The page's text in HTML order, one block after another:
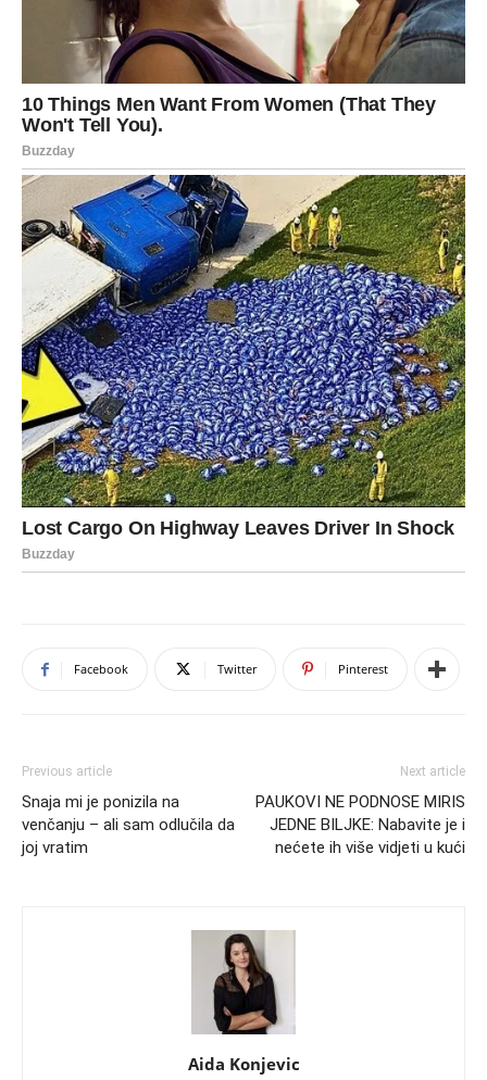
Facebook Twitter Pinterest
Previous article
Snaja mi je ponizila na
venčanju – ali sam odlučila da
joj vratim
Next article
PAUKOVI NE PODNOSE MIRIS
JEDNE BILJKE: Nabavite je i
nećete ih više vidjeti u kući
Aida Konjevic